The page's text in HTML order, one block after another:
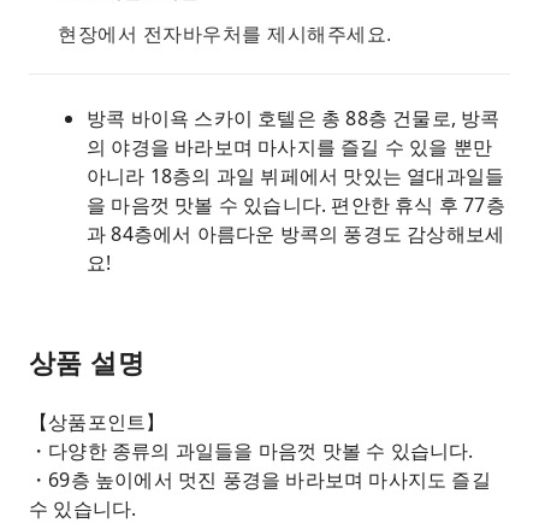
현장에서 전자바우처를 제시해주세요.
방콕 바이욕 스카이 호텔은 총 88층 건물로, 방콕
의 야경을 바라보며 마사지를 즐길 수 있을 뿐만
아니라 18층의 과일 뷔페에서 맛있는 열대과일들
을 마음껏 맛볼 수 있습니다. 편안한 휴식 후 77층
과 84층에서 아름다운 방콕의 풍경도 감상해보세
요!
상품 설명
【상품포인트】
・다양한 종류의 과일들을 마음껏 맛볼 수 있습니다.
・69층 높이에서 멋진 풍경을 바라보며 마사지도 즐길
수 있습니다.